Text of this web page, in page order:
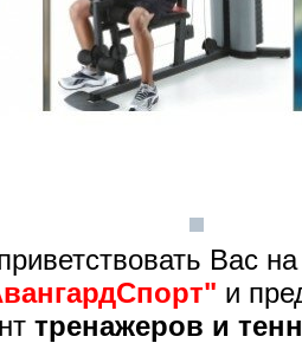
Вас на
и
тренажеров и